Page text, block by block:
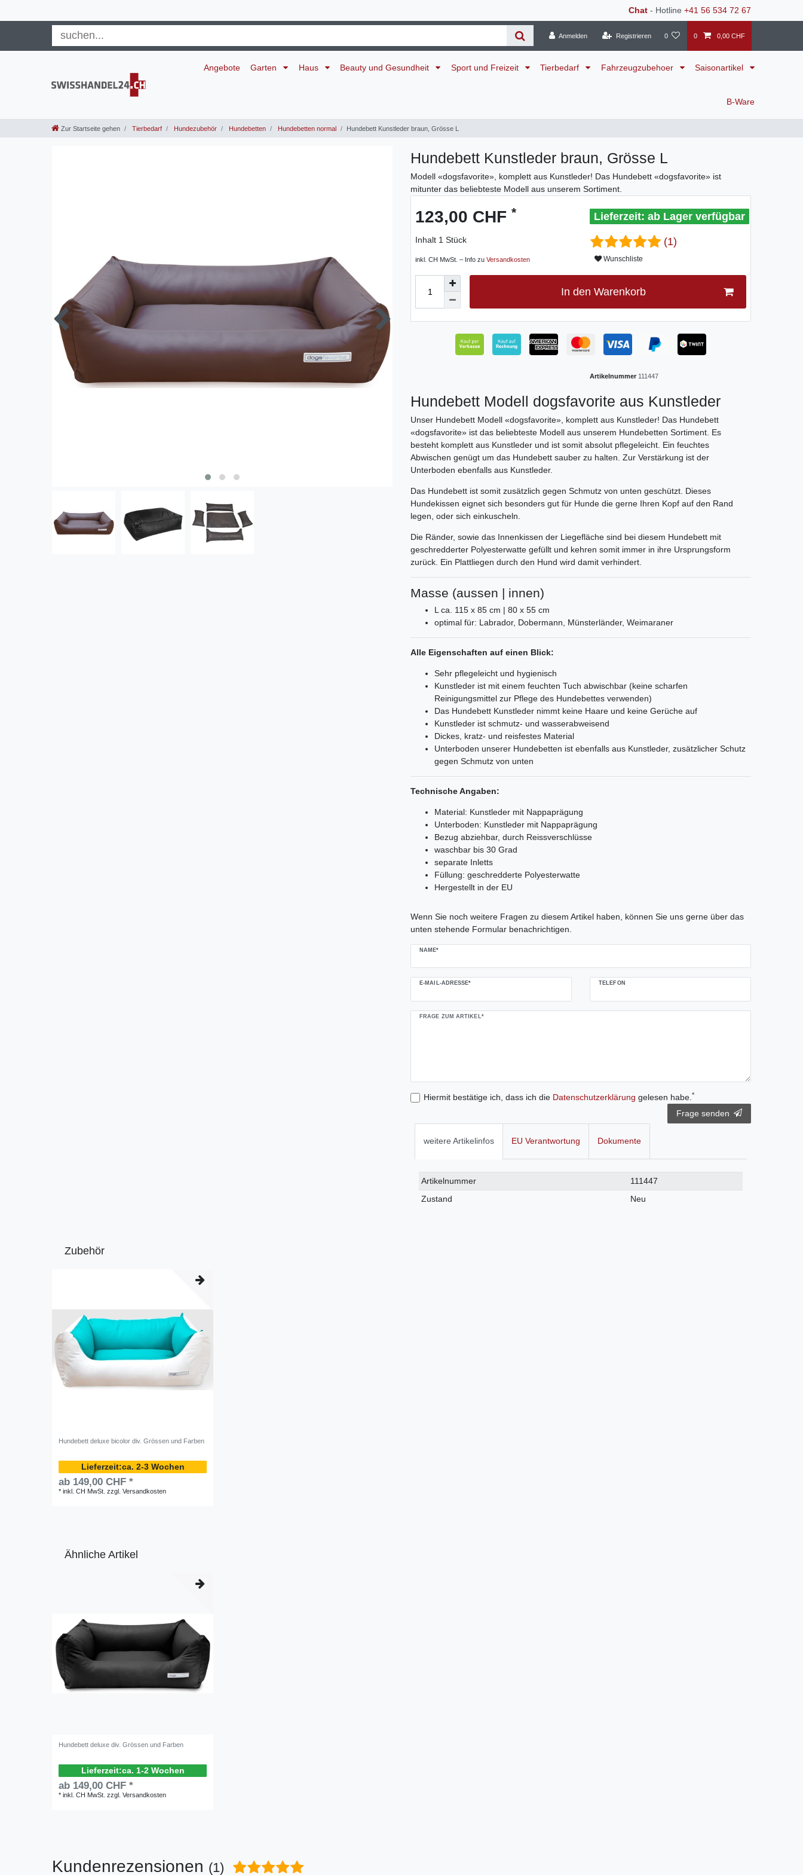
Chat - Hotline +41 56 534 72 67
Anmelden Registrieren 0 0 0,00 CHF
Angebote Garten Haus Beauty und Gesundheit Sport und Freizeit Tierbedarf Fahrzeugzubehoer Saisonartikel
B-Ware
Zur Startseite gehen Tierbedarf Hundezubehör Hundebetten Hundebetten normal Hundebett Kunstleder braun, Grösse L
Hundebett Kunstleder braun, Grösse L
Modell «dogsfavorite», komplett aus Kunstleder! Das Hundebett «dogsfavorite» ist
mitunter das beliebteste Modell aus unserem Sortiment.
123,00 CHF *
Inhalt 1 Stück
inkl. CH MwSt. – Info zu Versandkosten
ab Lager verfügbar
(1)
Wunschliste
In den Warenkorb
Artikelnummer 111447
Hundebett Modell dogsfavorite aus Kunstleder
Unser Hundebett Modell «dogsfavorite», komplett aus Kunstleder! Das Hundebett
«dogsfavorite» ist das beliebteste Modell aus unserem Hundebetten Sortiment. Es
besteht komplett aus Kunstleder und ist somit absolut pflegeleicht. Ein feuchtes
Abwischen genügt um das Hundebett sauber zu halten. Zur Verstärkung ist der
Unterboden ebenfalls aus Kunstleder.
Das Hundebett ist somit zusätzlich gegen Schmutz von unten geschützt. Dieses
Hundekissen eignet sich besonders gut für Hunde die gerne Ihren Kopf auf den Rand
legen, oder sich einkuscheln.
Die Ränder, sowie das Innenkissen der Liegefläche sind bei diesem Hundebett mit
geschredderter Polyesterwatte gefüllt und kehren somit immer in ihre Ursprungsform
zurück. Ein Plattliegen durch den Hund wird damit verhindert.
Masse (aussen | innen)
L ca. 115 x 85 cm | 80 x 55 cm
optimal für: Labrador, Dobermann, Münsterländer, Weimaraner
Alle Eigenschaften auf einen Blick:
Sehr pflegeleicht und hygienisch
Kunstleder ist mit einem feuchten Tuch abwischbar (keine scharfen
Reinigungsmittel zur Pflege des Hundebettes verwenden)
Das Hundebett Kunstleder nimmt keine Haare und keine Gerüche auf
Kunstleder ist schmutz- und wasserabweisend
Dickes, kratz- und reisfestes Material
Unterboden unserer Hundebetten ist ebenfalls aus Kunstleder, zusätzlicher Schutz
gegen Schmutz von unten
Technische Angaben:
Material: Kunstleder mit Nappaprägung
Unterboden: Kunstleder mit Nappaprägung
Bezug abziehbar, durch Reissverschlüsse
waschbar bis 30 Grad
separate Inletts
Füllung: geschredderte Polyesterwatte
Hergestellt in der EU
Wenn Sie noch weitere Fragen zu diesem Artikel haben, können Sie uns gerne über das
unten stehende Formular benachrichtigen.
NAME*
E-MAIL-ADRESSE* TELEFON
FRAGE ZUM ARTIKEL*
Hiermit bestätige ich, dass ich die Daten­schutz­erklärung gelesen habe.*
Frage senden
weitere Artikelinfos EU Verantwortung Dokumente
Technisches
Merkmal
Wert
Artikelnummer
111447
Zustand
Neu
Zubehör
Hundebett deluxe bicolor div. Grössen und Farben
ca. 2-3 Wochen
ab 149,00 CHF *
*inkl. CH MwSt. zzgl.Versandkosten
Ähnliche Artikel
Hundebett deluxe div. Grössen und Farben
ca. 1-2 Wochen
ab 149,00 CHF *
*inkl. CH MwSt. zzgl.Versandkosten
Kundenrezensionen (1)